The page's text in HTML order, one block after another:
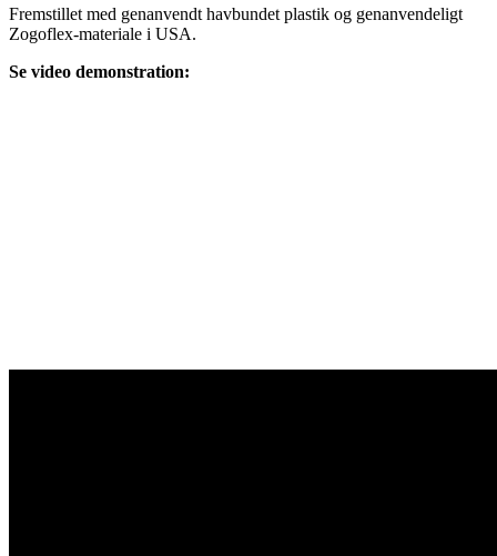
Fremstillet med genanvendt havbundet plastik og genanvendeligt
Zogoflex-materiale i USA.
Se video demonstration: